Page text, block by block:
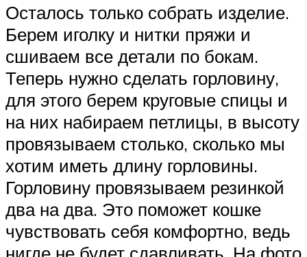
Осталось только собрать изделие.
Берем иголку и нитки пряжи и
сшиваем все детали по бокам.
Теперь нужно сделать горловину,
для этого берем круговые спицы и
на них набираем петлицы, в высоту
провязываем столько, сколько мы
хотим иметь длину горловины.
Горловину провязываем резинкой
два на два. Это поможет кошке
чувствовать себя комфортно, ведь
нигде не будет сдавливать. На фото